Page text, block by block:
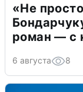
«Не
роман — с
6 августа 8